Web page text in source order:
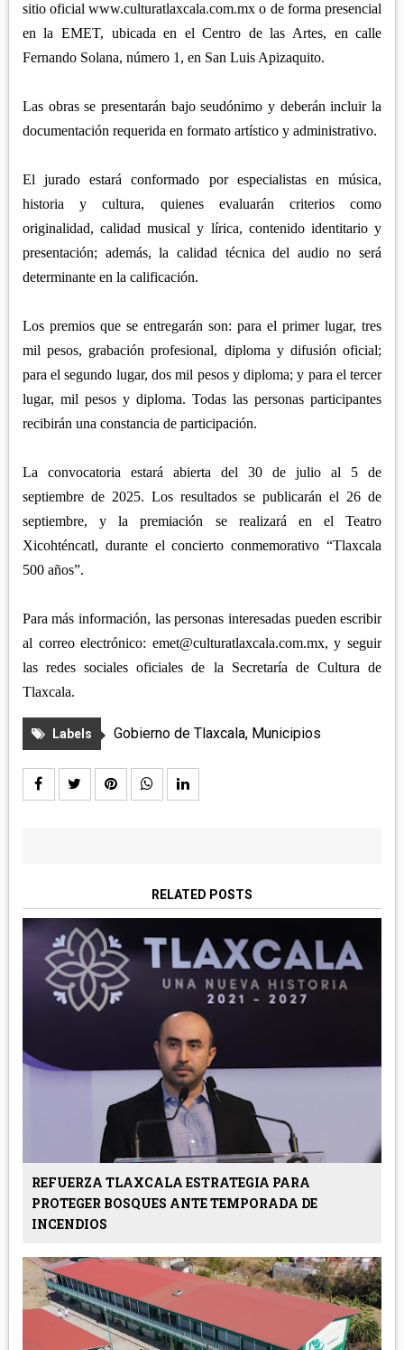
sitio oficial www.culturatlaxcala.com.mx o de forma presencial
en la EMET, ubicada en el Centro de las Artes, en calle
Fernando Solana, número 1, en San Luis Apizaquito.
Las obras se presentarán bajo seudónimo y deberán incluir la
documentación requerida en formato artístico y administrativo.
El jurado estará conformado por especialistas en música,
historia y cultura, quienes evaluarán criterios como
originalidad, calidad musical y lírica, contenido identitario y
presentación; además, la calidad técnica del audio no será
determinante en la calificación.
Los premios que se entregarán son: para el primer lugar, tres
mil pesos, grabación profesional, diploma y difusión oficial;
para el segundo lugar, dos mil pesos y diploma; y para el tercer
lugar, mil pesos y diploma. Todas las personas participantes
recibirán una constancia de participación.
La convocatoria estará abierta del 30 de julio al 5 de
septiembre de 2025. Los resultados se publicarán el 26 de
septiembre, y la premiación se realizará en el Teatro
Xicohténcatl, durante el concierto conmemorativo “Tlaxcala
500 años”.
Para más información, las personas interesadas pueden escribir
al correo electrónico: emet@culturatlaxcala.com.mx, y seguir
las redes sociales oficiales de la Secretaría de Cultura de
Tlaxcala.
Labels Gobierno de Tlaxcala, Municipios
RELATED POSTS
REFUERZA TLAXCALA ESTRATEGIA PARA
PROTEGER BOSQUES ANTE TEMPORADA DE
INCENDIOS